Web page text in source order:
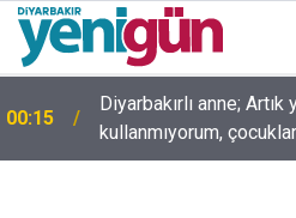
00:05 Mesut Çokur yazdı;